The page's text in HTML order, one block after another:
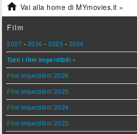
 Vai alla home di MYmovies.it »
Film
2027 - 2026 -2025 - 2024
Tutti i film imperdibili »
Film imperdibili 2026
Film imperdibili 2025
Film imperdibili 2024
Film imperdibili 2023